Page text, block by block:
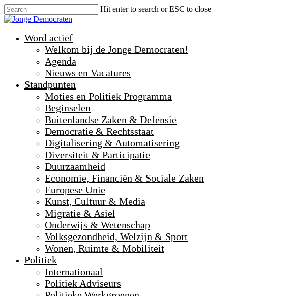
Hit enter to search or ESC to close
Word actief
Welkom bij de Jonge Democraten!
Agenda
Nieuws en Vacatures
Standpunten
Moties en Politiek Programma
Beginselen
Buitenlandse Zaken & Defensie
Democratie & Rechtsstaat
Digitalisering & Automatisering
Diversiteit & Participatie
Duurzaamheid
Economie, Financiën & Sociale Zaken
Europese Unie
Kunst, Cultuur & Media
Migratie & Asiel
Onderwijs & Wetenschap
Volksgezondheid, Welzijn & Sport
Wonen, Ruimte & Mobiliteit
Politiek
Internationaal
Politiek Adviseurs